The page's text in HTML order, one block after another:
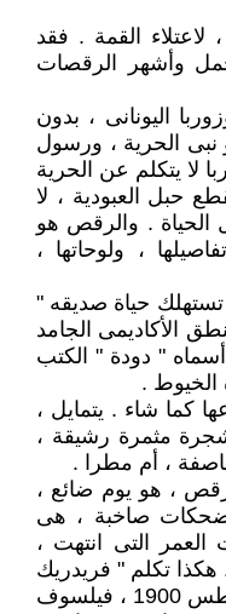
لاعتلاء القمة . فقد
وأشهر الرقصات
اليونانى ، بدون
الحرية ، ورسول
لا يتكلم عن الحرية
حبل العبودية ، لا
الحياة . والرقص هو
، ولوحاتها ،
تستهلك حياة صديقه "
الأكاديمى الجامد
" دودة " الكتب
الخيوط .
كما شاء . يتمايل ،
مثمرة رشيقة ،
، أم مطرا .
، هو يوم ضائع ،
ضحكات صاخبة ، هى
التى انتهت ،
تكلم " فريدريك
نيتشه " 15 أكتوبر 1844 – 25 أغسطس 1900 ، فيلسوف